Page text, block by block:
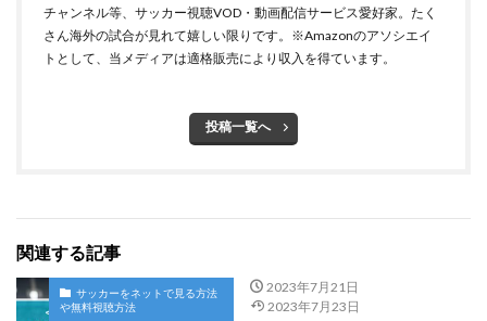
チャンネル等、サッカー視聴VOD・動画配信サービス愛好家。たく
さん海外の試合が見れて嬉しい限りです。※Amazonのアソシエイ
トとして、当メディアは適格販売により収入を得ています。
投稿一覧へ
関連する記事
サッカーをネットで見る方法
や無料視聴方法
2023年7月21日
2023年7月23日